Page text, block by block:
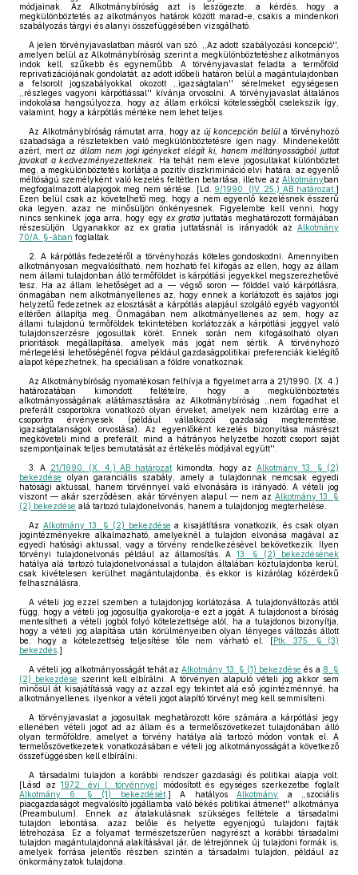
módjainak. Az Alkotmánybíróság azt is leszögezte: a kérdés, hogy a
megkülönböztetés az alkotmányos határok között marad-e, csakis a mindenkori
szabályozás tárgyi és alanyi összefüggésében vizsgálható.
A jelen törvényjavaslatban másról van szó. ,,Az adott szabályozási koncepció'',
amelyen belül az Alkotmánybíróság szerint a megkülönböztetéshez alkotmányos
indok kell, szűkebb és egyneműbb. A törvényjavaslat feladta a termőföld
reprivatizációjának gondolatát, az adott időbeli határon belül a magántulajdonban
a felsorolt jogszabályokkal okozott ,,igazságtalan'' sérelmeket egységesen
,,részleges vagyoni kárpótlással'' kívánja orvosolni. A törvényjavaslat általános
indokolása hangsúlyozza, hogy az állam erkölcsi kötelességből cselekszik így,
valamint, hogy a kárpótlás mértéke nem lehet teljes.
Az Alkotmánybíróság rámutat arra, hogy azúj koncepción belüla törvényhozó
szabadsága a részletekben való megkülönböztetésre igen nagy. Mindenekelőtt
azért, mertaz állam nem jogi igényeket elégít ki, hanem méltányosságból juttat
javakat a kedvezményezetteknek.
Ha tehát nem eleve jogosultakat különböztet
meg, a megkülönböztetés korlátja a pozitív diszkrimináció elvi határa: az egyenlő
méltóságú személyként való kezelés feltétlen betartása, illetve az Alkotmányban
megfogalmazott alapjogok meg nem sértése. [Ld. 9/1990. (IV. 25.) AB határozat. ]
Ezen belül csak az követelhető meg, hogy a nem egyenlő kezelésnek ésszerű
oka legyen, azaz ne minősüljön önkényesnek. Figyelembe kell venni, hogy
nincs senkinek joga arra, hogy egy ex gratia juttatás meghatározott formájában
részesüljön. Ugyanakkor az ex gratia juttatásnál is irányadók az Alkotmány
70/A. §-ában foglaltak.
2. A kárpótlás fedezetéről a törvényhozás köteles gondoskodni. Amennyiben
alkotmányosan megvalósítható, nem hozható fel kifogás az ellen, hogy az állam
nem állami tulajdonban álló termőföldet is kárpótlási jegyekkel megszerezhetővé
tesz. Ha az állam lehetőséget ad a — végső soron — földdel való kárpótlásra,
önmagában nem alkotmányellenes az, hogy ennek a korlátozott és sajátos jogi
helyzetű fedezetnek az elosztását a kárpótlás alapjául szolgáló egyéb vagyontól
eltérően állapítja meg. Önmagában nem alkotmányellenes az sem, hogy az
állami tulajdonú termőföldek tekintetében korlátozzák a kárpótlási jeggyel való
tulajdonszerzésre jogosultak körét. Ennek során nem kifogásolható olyan
prioritások megállapítása, amelyek más jogát nem sértik. A törvényhozó
mérlegelési lehetőségénél fogva például gazdaságpolitikai preferenciák kielégítő
alapot képezhetnek, ha speciálisan a földre vonatkoznak.
Az Alkotmánybíróság nyomatékosan felhívja a figyelmet arra a 21/1990. (X. 4.)
határozatában kimondott feltételre, hogy a megkülönböztetés
alkotmányosságának alátámasztására az Alkotmánybíróság ,,nem fogadhat el
preferált csoportokra vonatkozó olyan érveket, amelyek nem kizárólag erre a
csoportra érvényesek (például vállalkozói gazdaság megteremtése,
igazságtalanságok orvoslása). Az egyenlőként kezelés bizonyítása másrészt
megköveteli mind a preferált, mind a hátrányos helyzetbe hozott csoport saját
szempontjainak teljes bemutatását az értékelés módjával együtt''.
3. A 21/1990. (X. 4.) AB határozat kimondta, hogy az Alkotmány 13. § (2)
bekezdése olyan garanciális szabály, amely a tulajdonnak nemcsak egyedi
hatósági aktussal, hanem törvénnyel való elvonására is irányadó. A vételi jog
viszont — akár szerződésen, akár törvényen alapul — nem az Alkotmány 13. §
(2) bekezdése alá tartozó tulajdonelvonás, hanem a tulajdonjog megterhelése.
Az Alkotmány 13. § (2) bekezdése a kisajátításra vonatkozik, és csak olyan
jogintézményekre alkalmazható, amelyeknél a tulajdon elvonása magával az
egyedi hatósági aktussal, vagy a törvény rendelkezésével bekövetkezik. Ilyen
törvényi tulajdonelvonás például az államosítás. A13. § (2) bekezdésének
hatálya alá tartozó tulajdonelvonással a tulajdon általában köztulajdonba kerül,
csak kivételesen kerülhet magántulajdonba, és ekkor is kizárólag közérdekű
felhasználásra.
A vételi jog ezzel szemben a tulajdonjog korlátozása. A tulajdonváltozás attól
függ, hogy a vételi jog jogosultja gyakorolja-e ezt a jogát. A tulajdonost a bíróság
mentesítheti a vételi jogból folyó kötelezettsége alól, ha a tulajdonos bizonyítja,
hogy a vételi jog alapítása után körülményeiben olyan lényeges változás állott
be, hogy a kötelezettség teljesítése tőle nem várható el. [Ptk. 375. § (3)
bekezdés .]
A vételi jog alkotmányosságát tehát azAlkotmány 13. § (1) bekezdése és a 8. §
(2) bekezdése szerint kell elbírálni. A törvényen alapuló vételi jog akkor sem
minősül át kisajátítássá vagy az azzal egy tekintet alá eső jogintézménnyé, ha
alkotmányellenes, ilyenkor a vételi jogot alapító törvényt meg kell semmisíteni.
A törvényjavaslat a jogosultak meghatározott köre számára a kárpótlási jegy
ellenében vételi jogot ad az állam és a termelőszövetkezet tulajdonában álló
olyan termőföldre, amelyet a törvény hatálya alá tartozó módon vontak el. A
termelőszövetkezetek vonatkozásában e vételi jog alkotmányosságát a következő
összefüggésben kell elbírálni:
A társadalmi tulajdon a korábbi rendszer gazdasági és politikai alapja volt.
[Lásd az1972. évi I. törvénnyel módosított és egységes szerkezetbe foglalt
Alkotmány 6. § (1) bekezdését.] A hatályosAlkotmány a ,,szociális
piacgazdaságot megvalósító jogállamba való békés politikai átmenet'' alkotmánya
(Preambulum). Ennek az átalakulásnak szükséges feltétele a társadalmi
tulajdon lebontása, azaz belőle és helyette egyenjogú tulajdoni fajták
létrehozása. Ez a folyamat természetszerűen nagyrészt a korábbi társadalmi
tulajdon magántulajdonná alakításával jár, de létrejönnek új tulajdoni formák is,
amelyek forrása jelentős részben szintén a társadalmi tulajdon, például az
önkormányzatok tulajdona.